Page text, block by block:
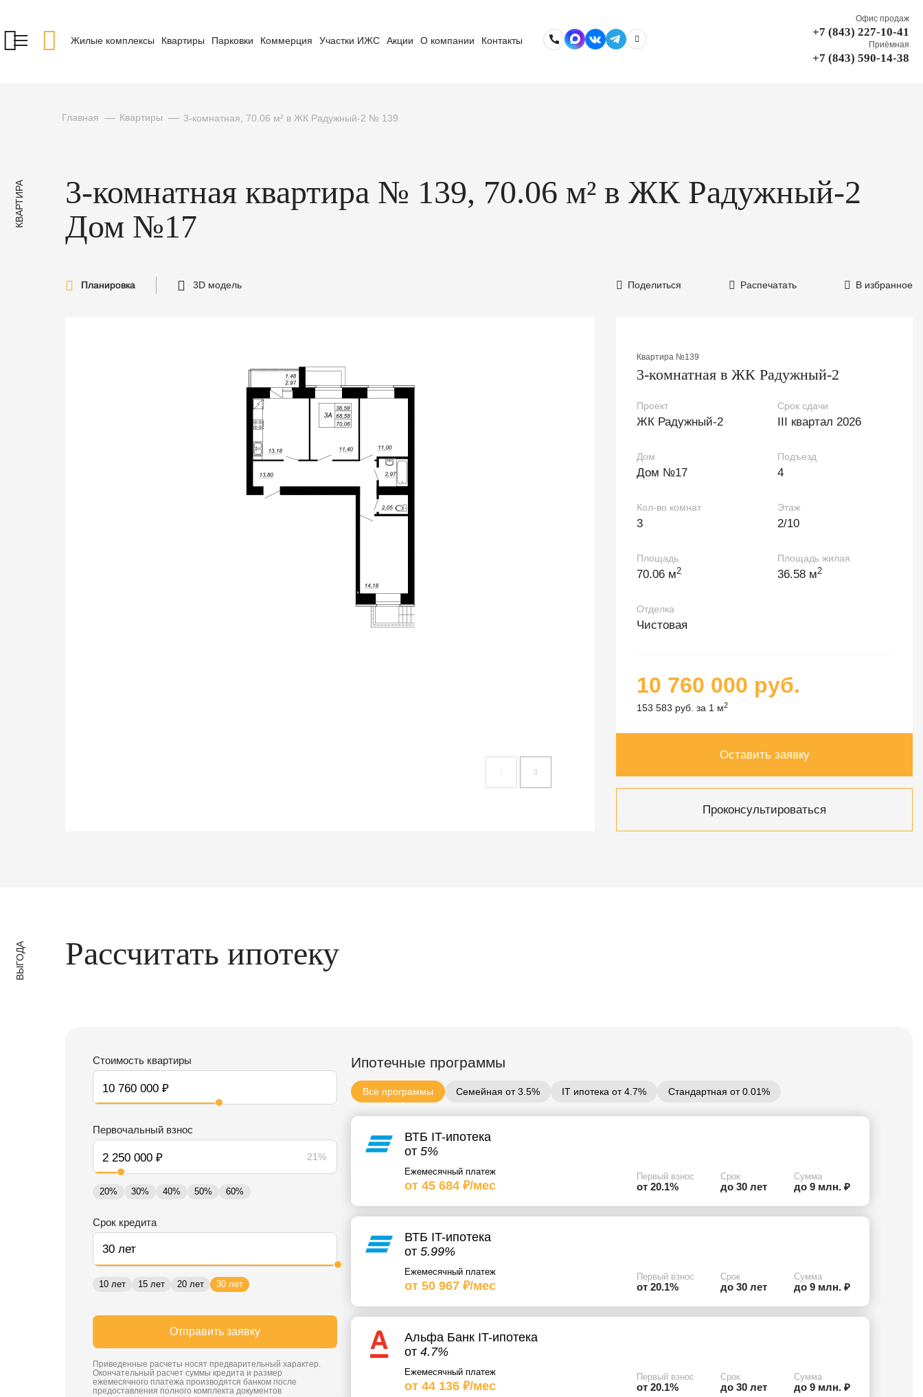
Жилые комплексы Квартиры Парковки Коммерция Участки ИЖС Акции О компании Контакты
Офис продаж
+7 (843) 227-10-41
Приёмная
+7 (843) 590-14-38
Главная Квартиры 3-комнатная, 70.06 м² в ЖК Радужный-2 № 139
КВАРТИРА
3-комнатная квартира № 139, 70.06 м² в ЖК Радужный-2
Дом №17
Планировка 3D модель Поделиться Распечатать В избранное
Квартира №139
3-комнатная в ЖК Радужный-2
Проект
ЖК Радужный-2
Срок сдачи
III квартал 2026
Дом
Дом №17
Подъезд
4
Кол-во комнат
3
Этаж
2/10
Площадь
70.06 м2
Площадь жилая
36.58 м2
Отделка
Чистовая
10 760 000 руб.
153 583 руб. за 1 м2
Оставить заявку
Проконсультироваться
ВЫГОДА Рассчитать ипотеку
Стоимость квартиры
Первочальный взнос
21%
20% 30% 40% 50% 60%
Срок кредита
10 лет 15 лет 20 лет 30 лет
Отправить заявку
Приведенные расчеты носят предварительный характер.
Окончательный расчет суммы кредита и размер
ежемесячного платежа производятся банком после
предоставления полного комплекта документов
Ипотечные программы
Все программы Семейная от 3.5% IT ипотека от 4.7% Стандартная от 0.01%
ВТБ IT-ипотека
от 5%
Ежемесячный платеж
от 45 684 ₽/мес
Первый взнос
от 20.1%
Срок
до 30 лет
Сумма
до 9 млн. ₽
ВТБ IT-ипотека
от 5.99%
Ежемесячный платеж
от 50 967 ₽/мес
Первый взнос
от 20.1%
Срок
до 30 лет
Сумма
до 9 млн. ₽
Альфа Банк IT-ипотека
от 4.7%
Ежемесячный платеж
от 44 136 ₽/мес
Первый взнос
от 20.1%
Срок
до 30 лет
Сумма
до 9 млн. ₽